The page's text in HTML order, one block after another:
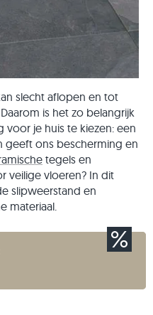
slecht aflopen en tot
is het zo belangrijk
je huis te kiezen: een
geeft ons bescherming en
tegels en
veilige vloeren? In dit
slipweerstand en
materiaal.